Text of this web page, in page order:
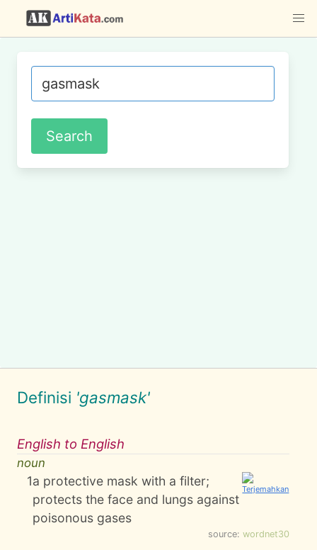
Definisi 'gasmask'
English to English
noun
1a protective mask with a filter;
protects the face and lungs against
poisonous gases
source: wordnet30